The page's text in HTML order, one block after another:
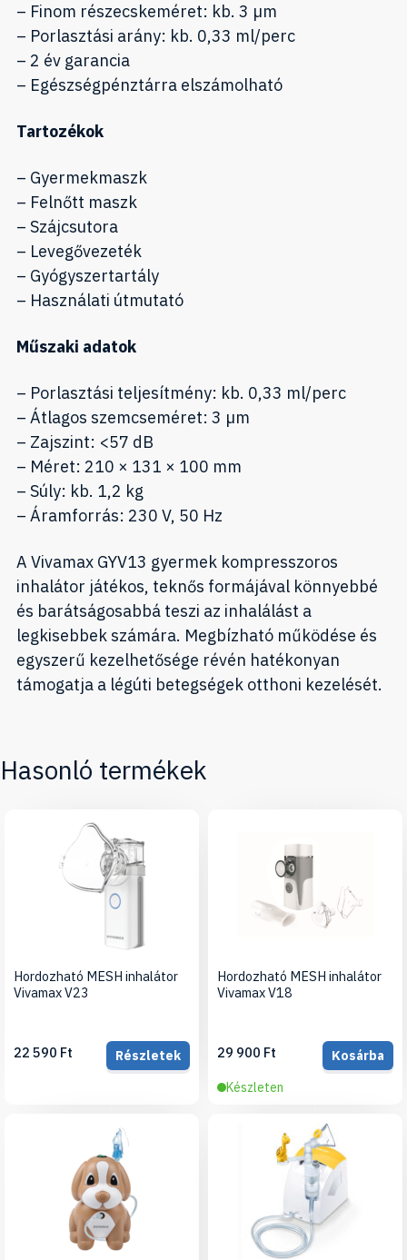
– Finom részecskeméret: kb. 3 µm
– Porlasztási arány: kb. 0,33 ml/perc
– 2 év garancia
– Egészségpénztárra elszámolható
Tartozékok
– Gyermekmaszk
– Felnőtt maszk
– Szájcsutora
– Levegővezeték
– Gyógyszertartály
– Használati útmutató
Műszaki adatok
– Porlasztási teljesítmény: kb. 0,33 ml/perc
– Átlagos szemcseméret: 3 µm
– Zajszint: <57 dB
– Méret: 210 × 131 × 100 mm
– Súly: kb. 1,2 kg
– Áramforrás: 230 V, 50 Hz
A Vivamax GYV13 gyermek kompresszoros
inhalátor játékos, teknős formájával könnyebbé
és barátságosabbá teszi az inhalálást a
legkisebbek számára. Megbízható működése és
egyszerű kezelhetősége révén hatékonyan
támogatja a légúti betegségek otthoni kezelését.
Hasonló termékek
Hordozható MESH inhalátor
Vivamax V23
22 590 Ft Részletek
Hordozható MESH inhalátor
Vivamax V18
29 900 Ft
Kosárba
Készleten